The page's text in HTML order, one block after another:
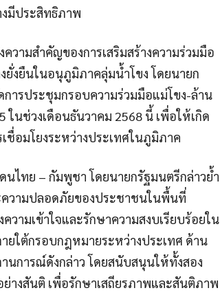
มีประสิทธิภาพ
ามสำคัญของการเสริมสร้างความร่วมมือ
งยืนในอนุภูมิภาคลุ่มน้ำโขง โดยนายก
ารประชุมกรอบความร่วมมือแม่โขง-ล้าน
ในช่วงเดือนธันวาคม 2568 นี้ เพื่อให้เกิด
อมโยงระหว่างประเทศในภูมิภาค
ไทย – กัมพูชา โดยนายกรัฐมนตรีกล่าวย้ำ
ความปลอดภัยของประชาชนในพื้นที่
ามเข้าใจและรักษาความสงบเรียบร้อยใน
ใต้กรอบกฎหมายระหว่างประเทศ ด้าน
นการณ์ดังกล่าว โดยสนับสนุนให้ทั้งสอง
างสันติ เพื่อรักษาเสถียรภาพและสันติภาพ